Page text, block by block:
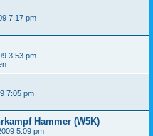
7:17 pm
3:53 pm
7:05 pm
Hammer (W5K)
5:09 pm